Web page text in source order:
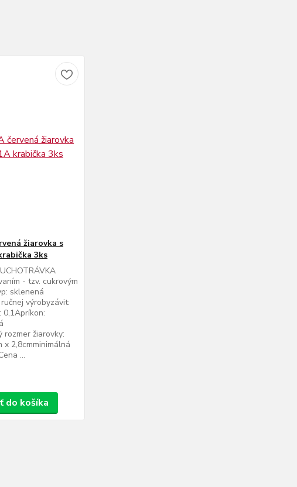
žiarovka s
3ks
- tzv. cukrovým
sklenená
výrobyzávit:
0,1Apríkon:
rozmer žiarovky:
x 2,8cmminimálná
...
do košíka